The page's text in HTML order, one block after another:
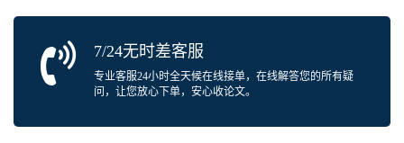
7/24无时差客服
专业客服24小时全天候在线接单，在线解答您的所有疑
问，让您放心下单，安心收论文。